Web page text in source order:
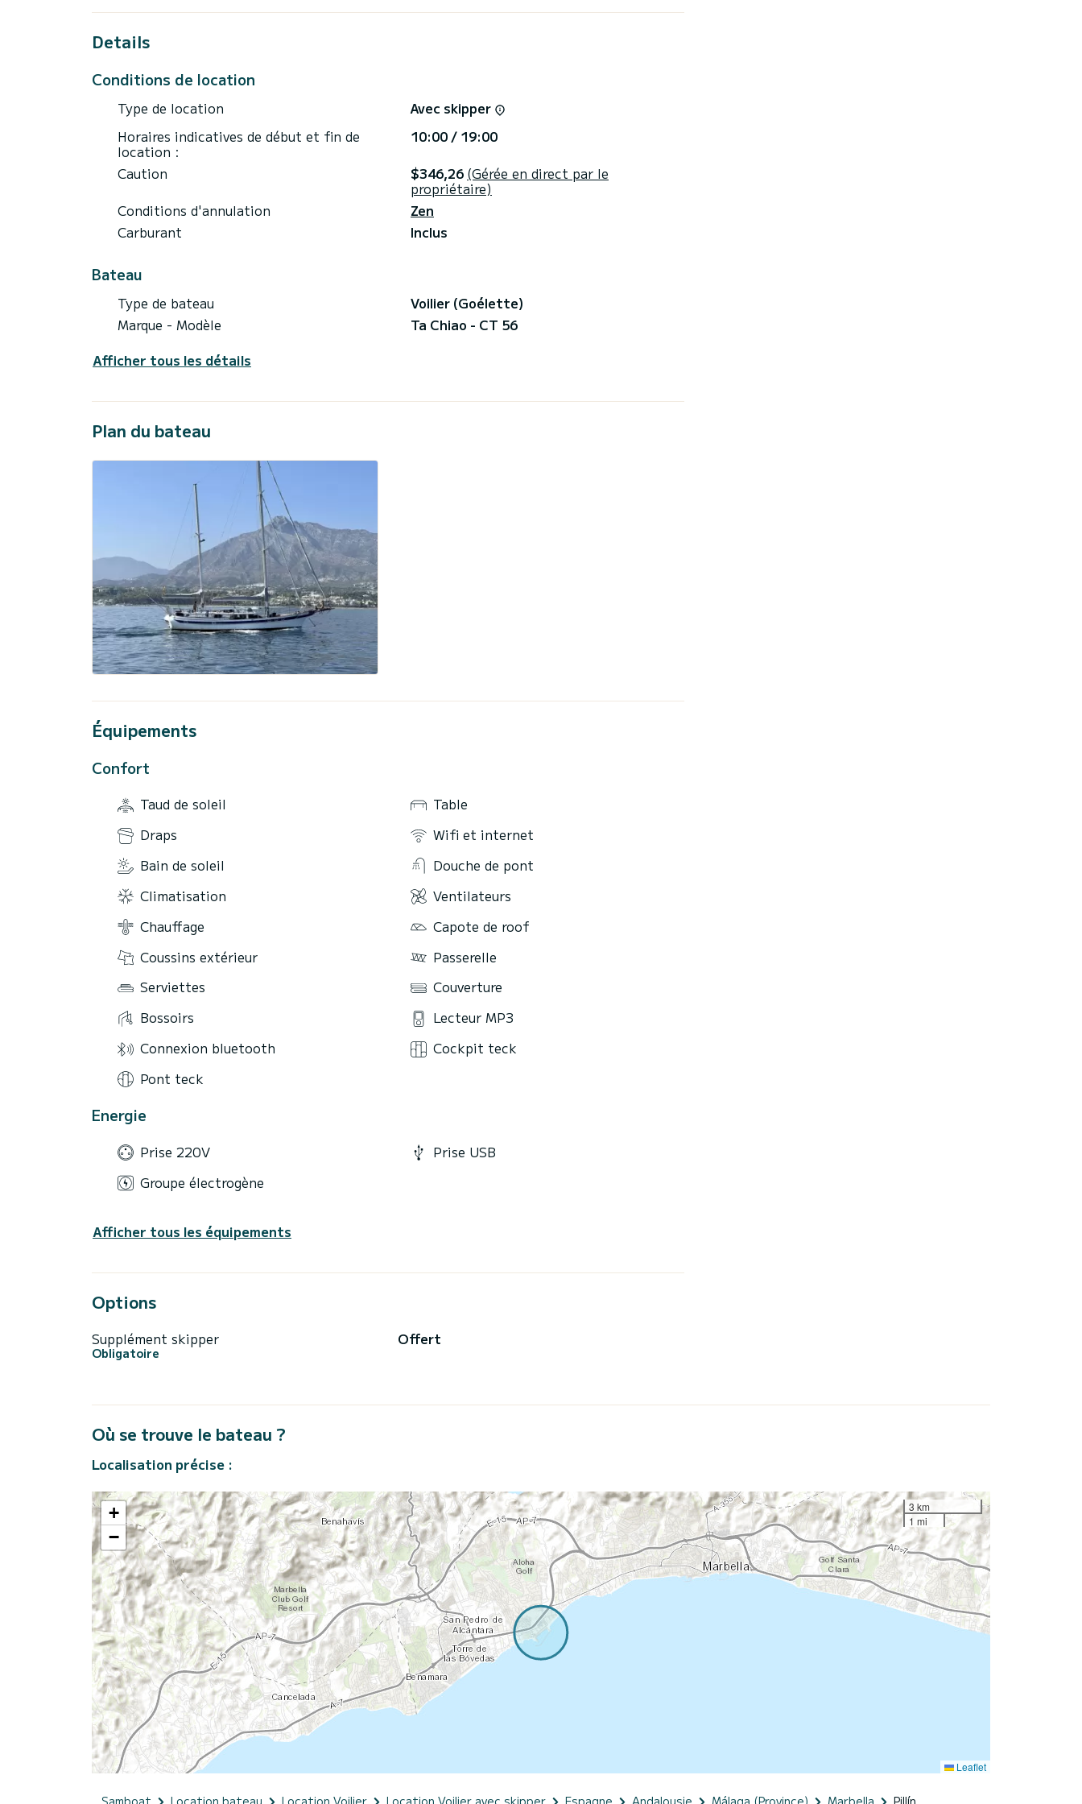
de musique d'ambiance dans le cockpit et dans chacune des cabines. Pont et cockpit en
teck, très spacieux. Solarium à l'avant avec hamacs suspendus. Un bateau qui rendra vos
Details
Conditions de location
Type de location
Avec skipper
Horaires indicatives de début et fin de
location :
10:00 / 19:00
Caution
$346,26 (Gérée en direct par le
propriétaire)
Conditions d'annulation
Zen
Carburant
Inclus
Bateau
Type de bateau
Voilier (Goélette)
Marque - Modèle
Ta Chiao - CT 56
Afficher tous les détails
Plan du bateau
Équipements
Confort
Taud de soleil
Table
Draps
Wifi et internet
Bain de soleil
Douche de pont
Climatisation
Ventilateurs
Chauffage
Capote de roof
Coussins extérieur
Passerelle
Serviettes
Couverture
Bossoirs
Lecteur MP3
Connexion bluetooth
Cockpit teck
Pont teck
Energie
Prise 220V
Prise USB
Groupe électrogène
Afficher tous les équipements
Options
Supplément skipper
Obligatoire
Offert
Où se trouve le bateau ?
Localisation précise :
+
−
3 km
1 mi
Leaflet